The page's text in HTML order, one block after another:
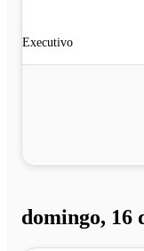
Executivo
domingo, 16